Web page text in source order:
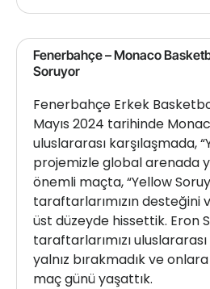
Fenerbahçe – Monaco
Soruyor
Fenerbahçe Erkek Basketbol
Mayıs 2024 tarihinde
uluslararası karşılaşmada,
projemizle global arenada
önemli maçta, “Yellow
taraftarlarımızın desteğini
üst düzeyde hissettik. Eron
taraftarlarımızı
yalnız bırakmadık ve
maç günü yaşattık.